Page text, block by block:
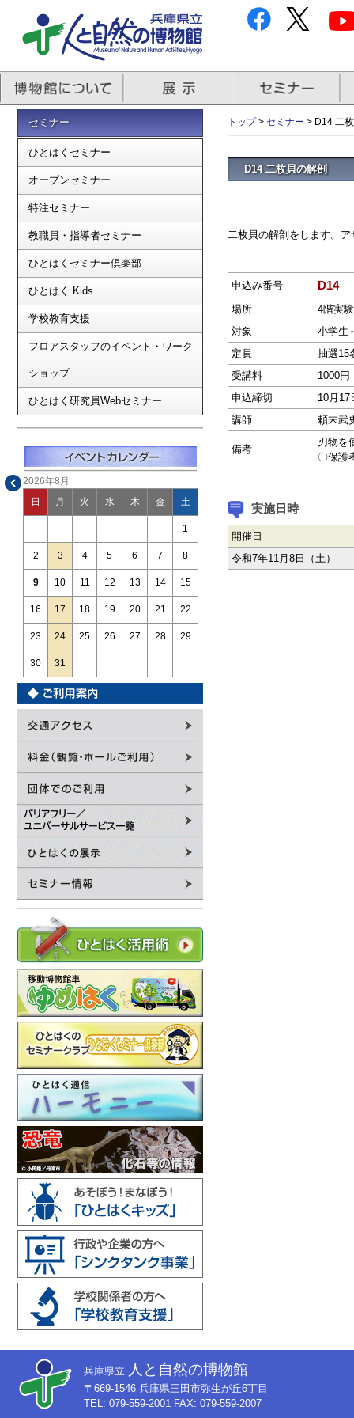
セミナー
ひとはくセミナー
オープンセミナー
特注セミナー
教職員・指導者セミナー
ひとはくセミナー倶楽部
ひとはく Kids
学校教育支援
フロアスタッフのイベント・ワーク
ショップ
ひとはく研究員Webセミナー
2026年8月
日 月 火 水 木 金 土
1
2 3 4 5 6 7 8
9 10 11 12 13 14 15
16 17 18 19 20 21 22
23 24 25 26 27 28 29
30 31
トップ> セミナー > D14 二
D14 二枚貝の解剖
二枚貝の解剖をします。
申込み番号 D14
場所
4階実
対象
小学生
定員
抽選15
受講料
1000円
申込締切
10月17
講師
頼末武
備考
刃物を
〇保護
実施日時
開催日
令和7年11月8日（土）
兵庫県立 人と自然の博物館
〒669-1546 兵庫県三田市弥生が丘6丁目
TEL: 079-559-2001 FAX: 079-559-2007